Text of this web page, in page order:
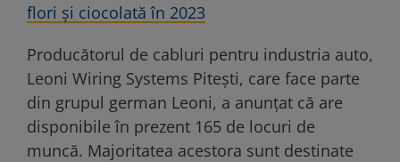
flori și ciocolată în 2023
Producătorul de cabluri pentru industria auto,
Leoni Wiring Systems Pitești, care face parte
din grupul german Leoni, a anunțat că are
disponibile în prezent 165 de locuri de
muncă. Majoritatea acestora sunt destinate